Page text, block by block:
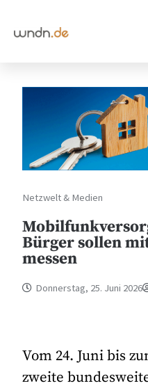
Netzwelt & Medien
Bürger sollen
messen
Donnerstag, 25. Juni 2026
Vom 24. Juni bis
zweite